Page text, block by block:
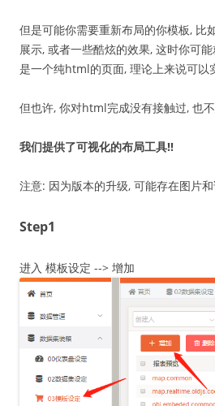
但是可能你需要重新布局的你模板, 比
展示, 或者一些酷炫的效果, 这时你可
是一个纯html的页面, 理论上来说可以
但也许, 你对html完成没有接触过, 也
我们提供了可视化的布局工具!!
注意: 因为版本的升级, 可能存在图片
Step1
进入 模板设定 --> 增加